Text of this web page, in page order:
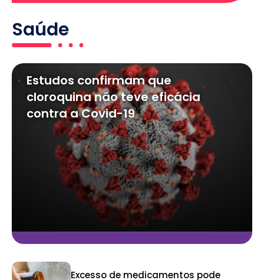
Saúde
Estudos confirmam que
cloroquina não teve eficácia
contra a Covid-19
Excesso de medicamentos pode